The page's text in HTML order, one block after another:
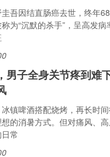
吾因结直肠癌去世，终年
为“沉默的杀手”，呈高发病
男子全身关节疼到难
镇啤酒搭配烧烤，再长时
的消暑方式。但对痛风、
常